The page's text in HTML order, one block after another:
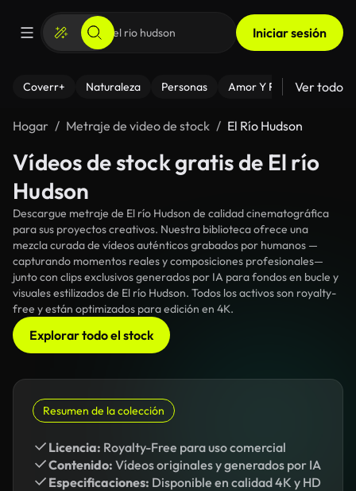
Iniciar sesión
Coverr+ Naturaleza Personas Amor Y Relaciones
Ver todo
Hogar Metraje de video de stock El Río Hudson
Vídeos de stock gratis de El río
Hudson
Descargue metraje de El río Hudson de calidad cinematográfica
para sus proyectos creativos. Nuestra biblioteca ofrece una
mezcla curada de vídeos auténticos grabados por humanos —
capturando momentos reales y composiciones profesionales—
junto con clips exclusivos generados por IA para fondos en bucle y
visuales estilizados de El río Hudson. Todos los activos son royalty-
free y están optimizados para edición en 4K.
Explorar todo el stock
Resumen de la colección
Licencia: Royalty-Free para uso comercial
Contenido: Vídeos originales y generados por IA
Especificaciones: Disponible en calidad 4K y HD